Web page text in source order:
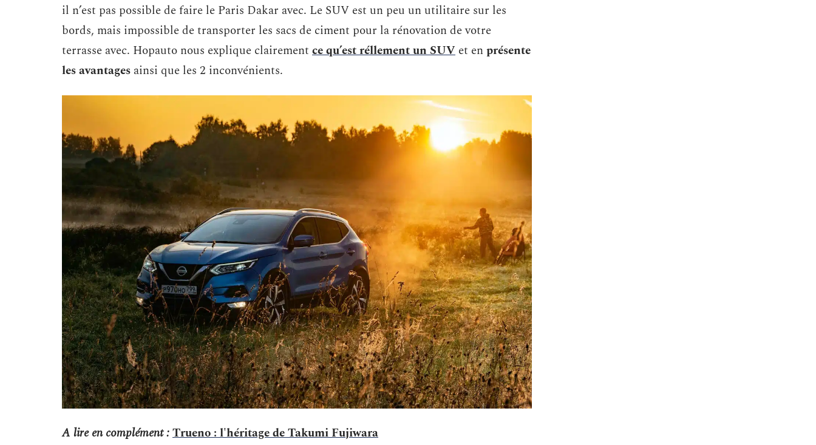
il n’est pas possible de faire le Paris Dakar avec. Le SUV est un peu un utilitaire sur les
bords, mais impossible de transporter les sacs de ciment pour la rénovation de votre
terrasse avec. Hopauto nous explique clairement ce qu’est réllement un SUV et enprésente
les avantages ainsi que les 2 inconvénients.
A lire en complément :Trueno : l'héritage de Takumi Fujiwara